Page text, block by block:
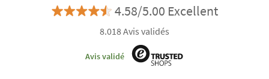
4.58/5.00 Excellent
8.018 Avis validés
Avis validé